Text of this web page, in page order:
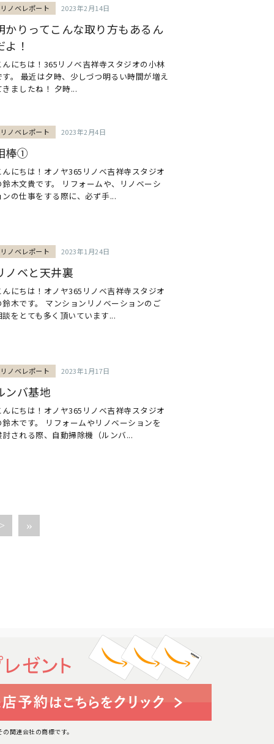
リノベレポート 2023年2月14日
かりってこんな取り方もあるん
よ！
んにちは！365リノベ吉祥寺スタジオの小林
す。 最近は夕時、少しづつ明るい時間が増え
きましたね！ 夕時...
リノベレポート 2023年2月4日
棒①
んにちは！オノヤ365リノベ吉祥寺スタジオ
鈴木文貴です。 リフォームや、リノベーシ
ンの仕事をする際に、必ず手...
リノベレポート 2023年1月24日
ノベと天井裏
んにちは！オノヤ365リノベ吉祥寺スタジオ
鈴木です。 マンションリノベーションのご
談をとても多く頂いています...
リノベレポート 2023年1月17日
ンバ基地
んにちは！オノヤ365リノベ吉祥寺スタジオ
鈴木です。 リフォームやリノベーションを
討される際、自動掃除機（ルンバ...
»
関連会社の商標です。